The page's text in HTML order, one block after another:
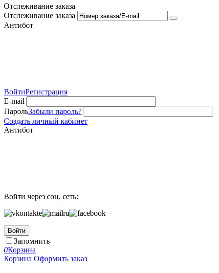
Отслеживание заказа
Отслеживание заказа
Антибот
ВойтиРегистрация
E-mail
ПарольЗабыли пароль?
Создать личный кабинет
Антибот
Войти через соц. сеть:
Войти
Запомнить
0Корзина
Корзина Оформить заказ